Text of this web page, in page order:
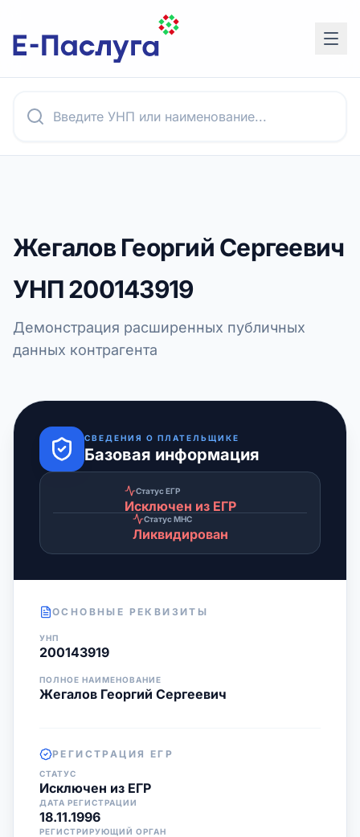
Жегалов Георгий Сергеевич
УНП200143919
Демонстрация расширенных публичных
данных контрагента
СВЕДЕНИЯ О ПЛАТЕЛЬЩИКЕ
Базовая информация
Статус ЕГР
Исключен из ЕГР
Статус МНС
Ликвидирован
ОСНОВНЫЕ РЕКВИЗИТЫ
УНП
200143919
ПОЛНОЕ НАИМЕНОВАНИЕ
Жегалов Георгий Сергеевич
РЕГИСТРАЦИЯ ЕГР
СТАТУС
Исключен из ЕГР
ДАТА РЕГИСТРАЦИИ
18.11.1996
РЕГИСТРИРУЮЩИЙ ОРГАН